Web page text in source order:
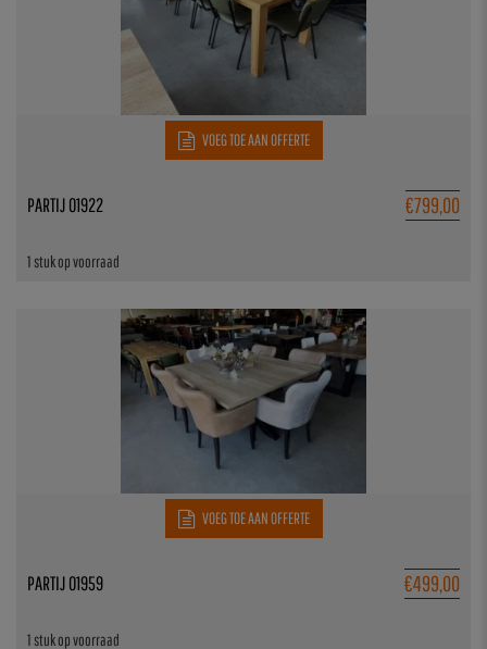
VOEG TOE AAN OFFERTE
€799,00
1 stuk op voorraad
PARTIJ 01922
VOEG TOE AAN OFFERTE
€499,00
1 stuk op voorraad
PARTIJ 01959